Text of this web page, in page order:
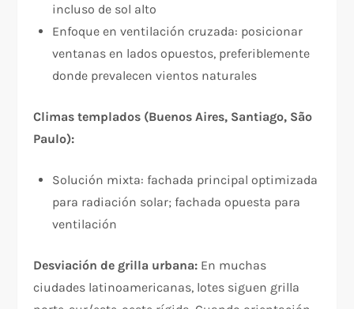
incluso de sol alto
Enfoque en ventilación cruzada: posicionar
ventanas en lados opuestos, preferiblemente
donde prevalecen vientos naturales
Climas templados (Buenos Aires, Santiago, São
Paulo):
Solución mixta: fachada principal optimizada
para radiación solar; fachada opuesta para
ventilación
Desviación de grilla urbana: En muchas
ciudades latinoamericanas, lotes siguen grilla